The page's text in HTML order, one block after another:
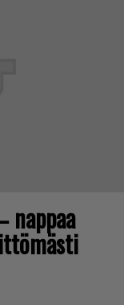
nappaa